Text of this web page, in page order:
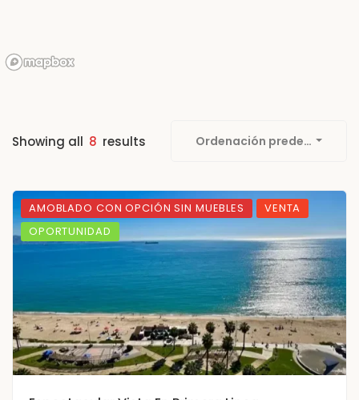
Showing all 8 results Ordenación
AMOBLADO CON OPCIÓN SIN MUEBLES
VENTA
OPORTUNIDAD